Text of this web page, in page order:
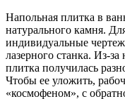
Напольная плитка в
натурального камня.
индивидуальные
лазерного станка. Из-
плитка получилась
Чтобы ее уложить,
«космофеном», с